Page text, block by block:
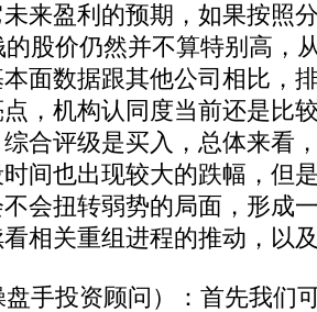
来盈利的预期，如果按照
股价仍然并不算特别高，
面数据跟其他公司相比，
，机构认同度当前还是比
合评级是买入，总体来看
间也出现较大的跌幅，但
会扭转弱势的局面，形成
相关重组进程的推动，以
手投资顾问）：首先我们